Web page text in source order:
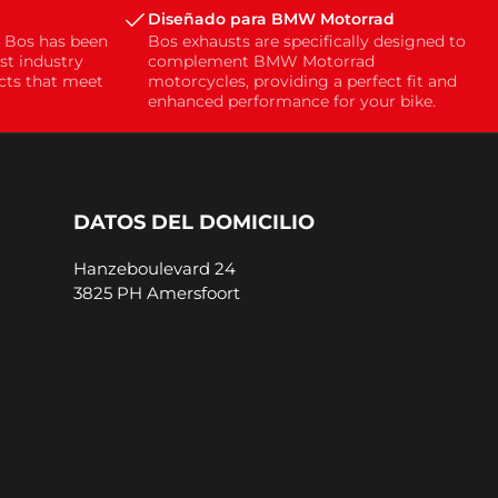
has been
industry
that meet
Diseñado para BMW Motorrad
Bos exhausts are specifically designed to
complement BMW Motorrad
motorcycles, providing a perfect fit and
enhanced performance for your bike.
DATOS DEL DOMICILIO
Hanzeboulevard 24
3825 PH Amersfoort